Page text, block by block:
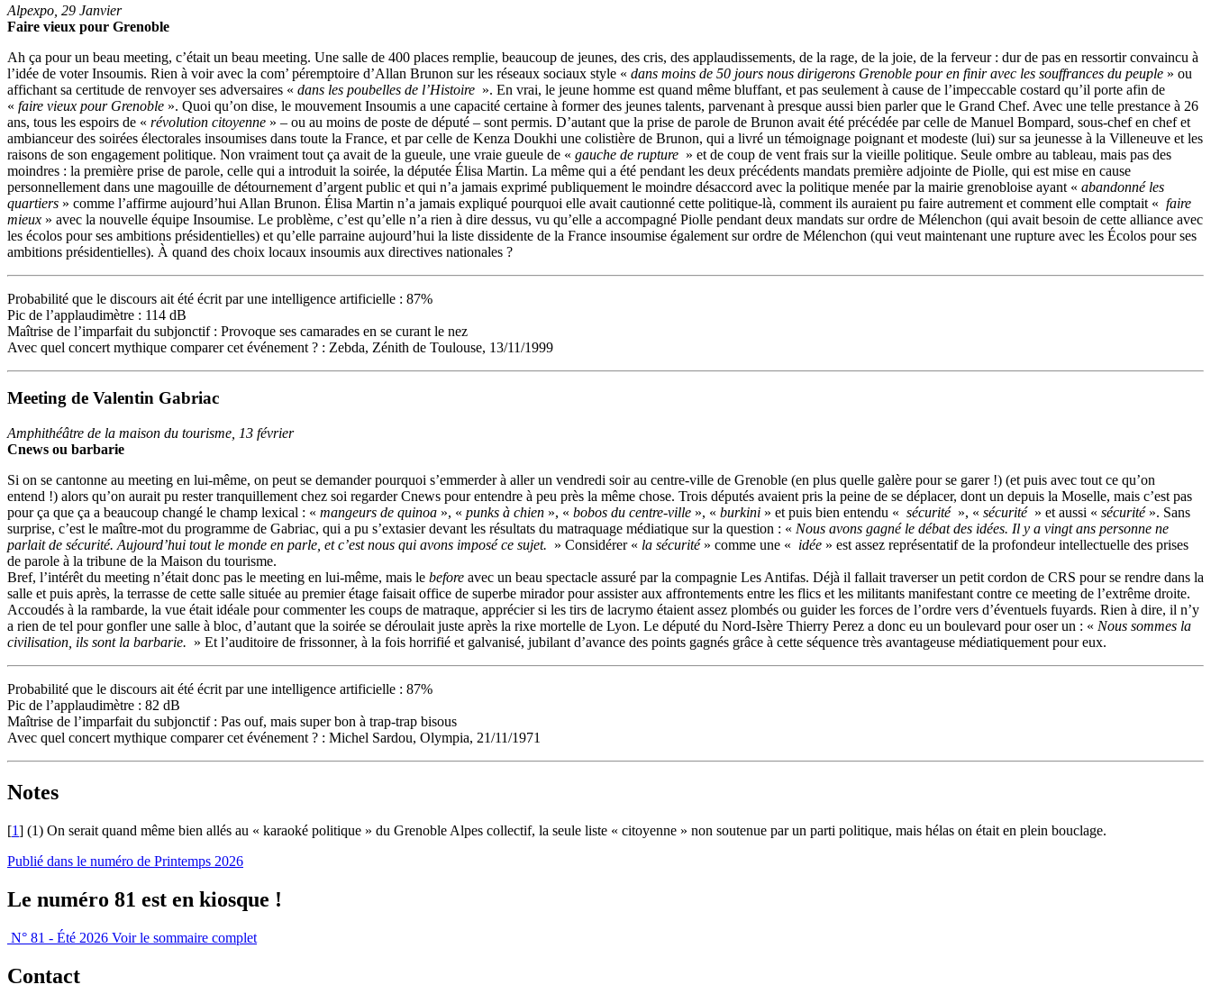
Alpexpo, 29 Janvier
Faire vieux pour Grenoble
Ah ça pour un beau meeting, c’était un beau meeting. Une salle de 400 places remplie, beaucoup de jeunes, des cris, des applaudissements, de la rage, de la joie, de la ferveur : dur de pas en ressortir convaincu à
l’idée de voter Insoumis. Rien à voir avec la com’ péremptoire d’Allan Brunon sur les réseaux sociaux style « dans moins de 50 jours nous dirigerons Grenoble pour en finir avec les souffrances du peuple » ou
affichant sa certitude de renvoyer ses adversaires « dans les poubelles de l’Histoire ». En vrai, le jeune homme est quand même bluffant, et pas seulement à cause de l’impeccable costard qu’il porte afin de
« faire vieux pour Grenoble ». Quoi qu’on dise, le mouvement Insoumis a une capacité certaine à former des jeunes talents, parvenant à presque aussi bien parler que le Grand Chef. Avec une telle prestance à 26
ans, tous les espoirs de « révolution citoyenne » ­– ou au moins de poste de député – sont permis. D’autant que la prise de parole de Brunon avait été précédée par celle de Manuel Bompard, sous-chef en chef et
ambianceur des soirées électorales insoumises dans toute la France, et par celle de Kenza Doukhi une colistière de Brunon, qui a livré un témoignage poignant et modeste (lui) sur sa jeunesse à la Villeneuve et les
raisons de son engagement politique. Non vraiment tout ça avait de la gueule, une vraie gueule de « gauche de rupture » et de coup de vent frais sur la vieille politique. Seule ombre au tableau, mais pas des
moindres : la première prise de parole, celle qui a introduit la soirée, la députée Élisa Martin. La même qui a été pendant les deux précédents mandats première adjointe de Piolle, qui est mise en cause
personnellement dans une magouille de détournement d’argent public et qui n’a jamais exprimé publiquement le moindre désaccord avec la politique menée par la mairie grenobloise ayant « abandonné les
quartiers » comme l’affirme aujourd’hui Allan Brunon. Élisa Martin n’a jamais expliqué pourquoi elle avait cautionné cette politique-là, comment ils auraient pu faire autrement et comment elle comptait « faire
mieux » avec la nouvelle équipe Insoumise. Le problème, c’est qu’elle n’a rien à dire dessus, vu qu’elle a accompagné Piolle pendant deux mandats sur ordre de Mélenchon (qui avait besoin de cette alliance avec
les écolos pour ses ambitions présidentielles) et qu’elle parraine aujourd’hui la liste dissidente de la France insoumise également sur ordre de Mélenchon (qui veut maintenant une rupture avec les Écolos pour ses
ambitions présidentielles). À quand des choix locaux insoumis aux directives nationales ?
Probabilité que le discours ait été écrit par une intelligence artificielle : 87%
Pic de l’applaudimètre : 114 dB
Maîtrise de l’imparfait du subjonctif : Provoque ses camarades en se curant le nez
Avec quel concert mythique comparer cet événement ? : Zebda, Zénith de Toulouse, 13/11/1999
Meeting de Valentin Gabriac
Amphithéâtre de la maison du tourisme, 13 février
Cnews ou barbarie
Si on se cantonne au meeting en lui-même, on peut se demander pourquoi s’emmerder à aller un vendredi soir au centre-ville de Grenoble (en plus quelle galère pour se garer !) (et puis avec tout ce qu’on
entend !) alors qu’on aurait pu rester tranquillement chez soi regarder Cnews pour entendre à peu près la même chose. Trois députés avaient pris la peine de se déplacer, dont un depuis la Moselle, mais c’est pas
pour ça que ça a beaucoup changé le champ lexical : « mangeurs de quinoa », « punks à chien », « bobos du centre-ville », « burkini » et puis bien entendu « sécurité », « sécurité » et aussi « sécurité». Sans
surprise, c’est le maître-mot du programme de Gabriac, qui a pu s’extasier devant les résultats du matraquage médiatique sur la question : « Nous avons gagné le débat des idées. Il y a vingt ans personne ne
parlait de sécurité. Aujourd’hui tout le monde en parle, et c’est nous qui avons imposé ce sujet. » Considérer « la sécurité» comme une « idée » est assez représentatif de la profondeur intellectuelle des prises
de parole à la tribune de la Maison du tourisme.
Bref, l’intérêt du meeting n’était donc pas le meeting en lui-même, mais le before avec un beau spectacle assuré par la compagnie Les Antifas. Déjà il fallait traverser un petit cordon de CRS pour se rendre dans la
salle et puis après, la terrasse de cette salle située au premier étage faisait office de superbe mirador pour assister aux affrontements entre les flics et les militants manifestant contre ce meeting de l’extrême droite.
Accoudés à la rambarde, la vue était idéale pour commenter les coups de matraque, apprécier si les tirs de lacrymo étaient assez plombés ou guider les forces de l’ordre vers d’éventuels fuyards. Rien à dire, il n’y
a rien de tel pour gonfler une salle à bloc, d’autant que la soirée se déroulait juste après la rixe mortelle de Lyon. Le député du Nord-Isère Thierry Perez a donc eu un boulevard pour oser un : « Nous sommes la
civilisation, ils sont la barbarie. » Et l’auditoire de frissonner, à la fois horrifié et galvanisé, jubilant d’avance des points gagnés grâce à cette séquence très avantageuse médiatiquement pour eux.
Probabilité que le discours ait été écrit par une intelligence artificielle : 87%
Pic de l’applaudimètre : 82 dB
Maîtrise de l’imparfait du subjonctif : Pas ouf, mais super bon à trap-trap bisous
Avec quel concert mythique comparer cet événement ? : Michel Sardou, Olympia, 21/11/1971
Notes
[1] (1) On serait quand même bien allés au « karaoké politique » du Grenoble Alpes collectif, la seule liste « citoyenne » non soutenue par un parti politique, mais hélas on était en plein bouclage.
Publié dans le numéro de Printemps 2026
Le numéro 81 est en kiosque !
N° 81 - Été 2026 Voir le sommaire complet
Contact